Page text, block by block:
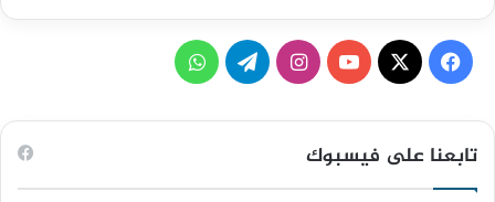
ف
س
ب
o
u
ت
ق
س
تابعنا على فيسبوك